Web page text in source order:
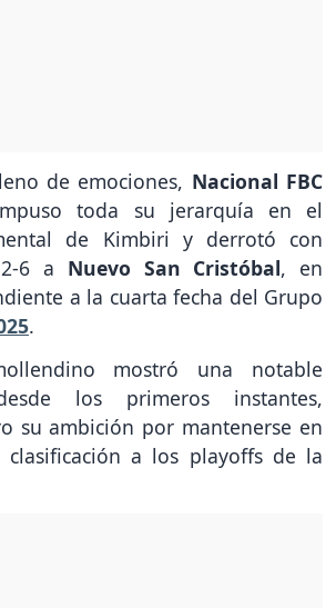
de emociones, Nacional FBC
toda su jerarquía en el
de Kimbiri y derrotó con
6 a Nuevo San Cristóbal, en
a la cuarta fecha del Grupo
.
mostró una notable
los primeros instantes,
su ambición por mantenerse en
a los playoffs de la